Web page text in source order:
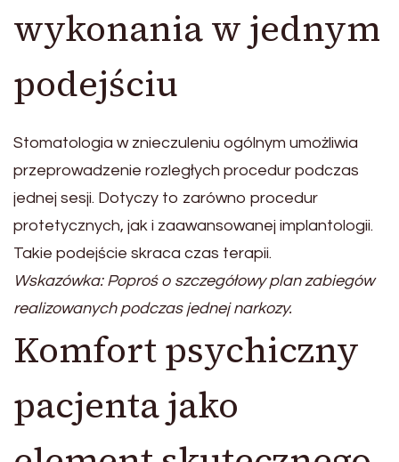
wykonania w jednym
podejściu
Stomatologia w znieczuleniu ogólnym umożliwia
przeprowadzenie rozległych procedur podczas
jednej sesji. Dotyczy to zarówno procedur
protetycznych, jak i zaawansowanej implantologii.
Takie podejście skraca czas terapii.
Wskazówka: Poproś o szczegółowy plan zabiegów
realizowanych podczas jednej narkozy.
Komfort psychiczny
pacjenta jako